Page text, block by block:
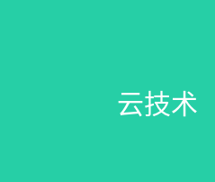
云技术